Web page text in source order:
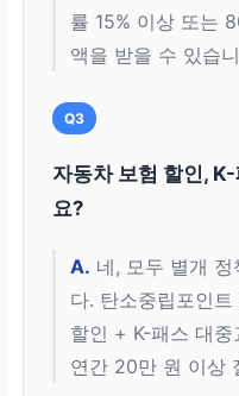
률 15% 이상 또는
액을 받을 수 있습
Q3
자동차 보험 할인,
요?
A. 네, 모두 별개
다. 탄소중립포인
할인 + K-패스 대
연간 20만 원 이상